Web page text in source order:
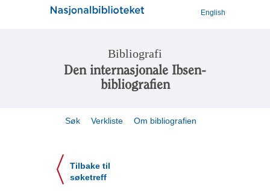
English
Bibliografi
Den internasjonale Ibsen-
bibliografien
Søk Verkliste Om bibliografien
Tilbake til
søketreff